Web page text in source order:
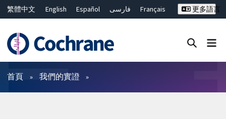
繁體中文 English Español فارسی
Français
ไทย
简体中文
更多語言
篩選條件
首頁 我們的實證